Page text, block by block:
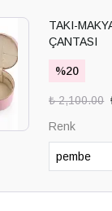
TAKI-
ÇANTASI
%20
₺ 2,100.00
Renk